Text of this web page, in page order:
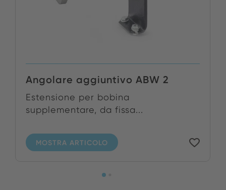
Angolare aggiuntivo ABW 2
Estensione per bobina
supplementare, da fissa...
MOSTRA ARTICOLO